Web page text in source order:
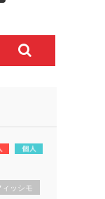
ィッシモ